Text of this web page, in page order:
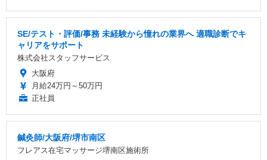
SE/テスト・評価/事務 未経験から憧れの業界へ 適職診断でキ
ャリアをサポート
株式会社スタッフサービス
大阪府
月給24万円～50万円
正社員
鍼灸師/大阪府/堺市南区
フレアス在宅マッサージ堺南区施術所